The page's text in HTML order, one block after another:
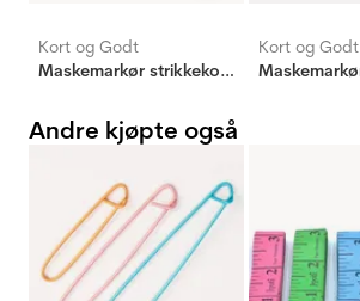
Kort og Godt
Maskemarkør strikkekonge
Kort og Godt
Andre kjøpte også